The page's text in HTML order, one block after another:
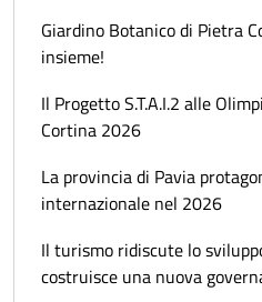
Giardino Botanico di Pietra
insieme!
Il Progetto S.T.A.I.2 alle
Cortina 2026
La provincia di Pavia
internazionale nel 2026
Il turismo ridiscute lo
costruisce una nuova